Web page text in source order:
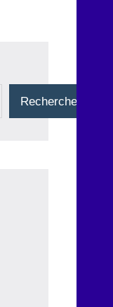
Rechercher